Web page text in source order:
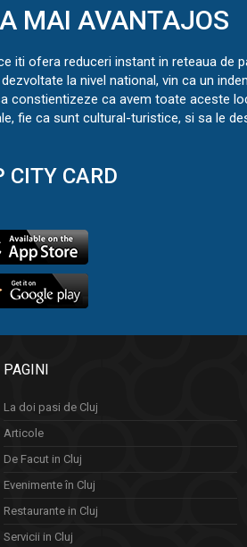
MAI AVANTAJOS
iti ofera reduceri instant in reteaua de
la nivel national, vin ca un
constientizeze ca avem toate aceste
fie ca sunt cultural-turistice, si sa le
CITY CARD
PAGINI
La doi pasi de Cluj
Articole
De Facut in Cluj
Evenimente în Cluj
Restaurante in Cluj
Servicii in Cluj